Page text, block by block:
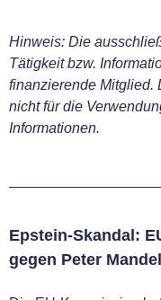
Hinweis: Die
Tätigkeit bzw.
finanzierende Mitglied.
nicht für die
Informationen.
Epstein-Skandal:
gegen Peter